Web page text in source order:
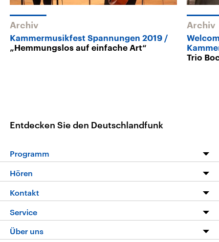
Archiv
Kammermusikfest Spannungen 2019
„Hemmungslos auf einfache Art“
Archiv
Trio
Entdecken Sie den Deutschlandfunk
Programm
Die Nachrichten
Nachrichtenleicht
Neue Beiträge auf dlf.de
Hören
Livestream
Podcasts
Deutschlandfunk App
Kontakt
Service
FAQ
Über uns